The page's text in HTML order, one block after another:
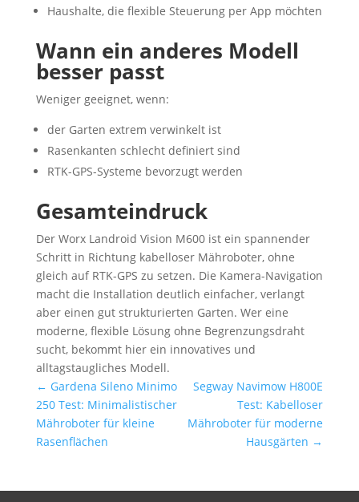
Haushalte, die flexible Steuerung per App möchten
Wann ein anderes Modell
besser passt
Weniger geeignet, wenn:
der Garten extrem verwinkelt ist
Rasenkanten schlecht definiert sind
RTK-GPS-Systeme bevorzugt werden
Gesamteindruck
Der Worx Landroid Vision M600 ist ein spannender
Schritt in Richtung kabelloser Mähroboter, ohne
gleich auf RTK-GPS zu setzen. Die Kamera-Navigation
macht die Installation deutlich einfacher, verlangt
aber einen gut strukturierten Garten. Wer eine
moderne, flexible Lösung ohne Begrenzungsdraht
sucht, bekommt hier ein innovatives und
alltagstaugliches Modell.
← Gardena Sileno Minimo
250 Test: Minimalistischer
Mähroboter für kleine
Rasenflächen
Segway Navimow H800E
Test: Kabelloser
Mähroboter für moderne
Hausgärten →